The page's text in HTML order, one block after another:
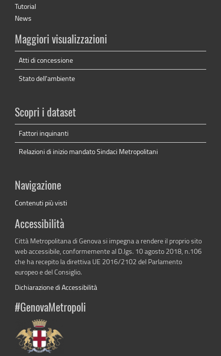
Tutorial
News
Maggiori visualizzazioni
Atti di concessione
Stato dell'ambiente
Scopri i dataset
Fattori inquinanti
Relazioni di inizio mandato Sindaci Metropolitani
Navigazione
Contenuti più visti
Accessibilità
Città Metropolitana di Genova si impegna a rendere il proprio sito
web accessibile, conformemente al D.lgs. 10 agosto 2018, n.106
che ha recepito la direttiva UE 2016/2102 del Parlamento
europeo e del Consiglio.
Dichiarazione di Accessibilità
#GenovaMetropoli